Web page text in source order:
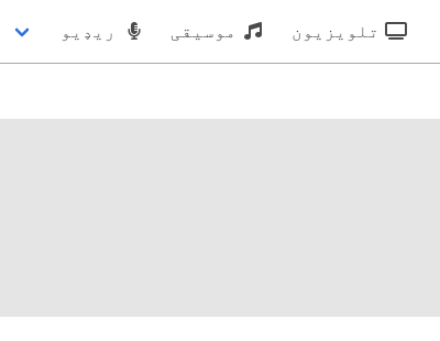
تلویزیون موسیقی ریډیو